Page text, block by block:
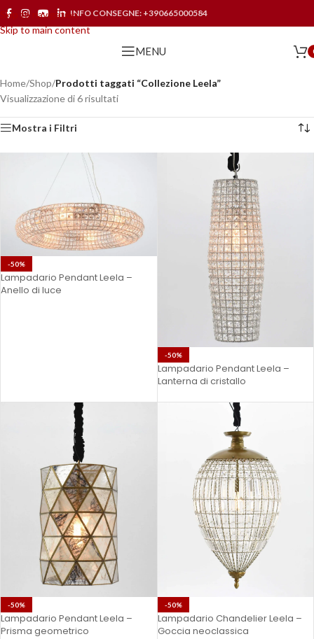
Skip to navigation
Skip to main content
INFO CONSEGNE: +390665000584
MENU
Home/Shop/Prodotti taggati “Collezione Leela”
Visualizzazione di 6 risultati
Mostra i Filtri
-50%
Lampadario Pendant Leela –
Anello di luce
-50%
Lampadario Pendant Leela –
Lanterna di cristallo
-50%
Lampadario Pendant Leela –
Prisma geometrico
-50%
Lampadario Chandelier Leela –
Goccia neoclassica